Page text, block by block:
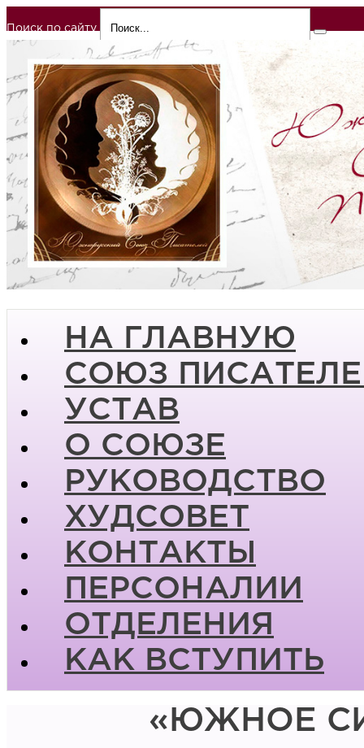
Поиск по сайту
НА ГЛАВНУЮ
СОЮЗ
УСТАВ
О СОЮЗЕ
РУКОВОДСТВО
ХУДСОВЕТ
КОНТАКТЫ
ПЕРСОНАЛИИ
ОТДЕЛЕНИЯ
КАК ВСТУПИТЬ
«ЮЖНОЕ